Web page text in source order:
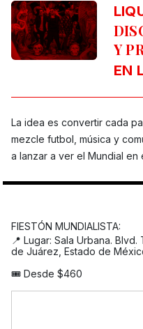
Y
EN
La idea es convertir cada
mezcle futbol, música y
a lanzar a ver el Mundial en
FIESTÓN MUNDIALISTA:
📍 Lugar: Sala Urbana.
de Juárez, Estado de
🎟️ Desde $460